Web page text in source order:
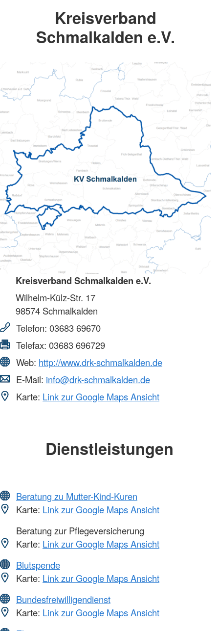
Kreisverband
Schmalkalden e.V.
Kreisverband Schmalkalden e.V.
Wilhelm-Külz-Str. 17
98574 Schmalkalden
Telefon: 03683 69670
Telefax: 03683 696729
Web: http://www.drk-schmalkalden.de
E-Mail: info@drk-schmalkalden.de
Karte: Link zur Google Maps Ansicht
Dienstleistungen
Beratung zu Mutter-Kind-Kuren
Karte: Link zur Google Maps Ansicht
Beratung zur Pflegeversicherung
Karte: Link zur Google Maps Ansicht
Blutspende
Karte: Link zur Google Maps Ansicht
Bundesfreiwilligendienst
Karte: Link zur Google Maps Ansicht